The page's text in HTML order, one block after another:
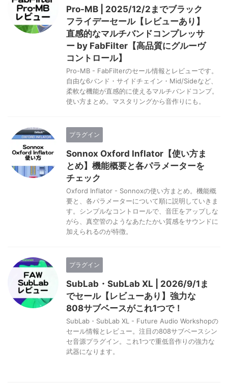
Pro-MB | 2025/12/2までブラック
フライデーセール【レビューあり】
直感的なマルチバンドコンプレッサ
ー by FabFilter【高品質にグルーヴ
コントロール】
Pro-MB - FabFilterのセール情報とレビューです。
自由な6バンド・サイドチェイン・Mid/Sideなど、
柔軟な機能が直感的に使えるマルチバンドコンプ。
使い方まとめ。マスタリングから音作りにも。
プラグイン
Sonnox Oxford Inflator【使い方ま
とめ】機能概要と各パラメーターを
チェック
Oxford Inflator - Sonnoxの使い方まとめ。機能概
要と、各パラメーターについて順に説明していきま
す。シンプルなコントロールで、音圧をアップしな
がら、真空管のようなあたたかい質感をサウンドに
加えられるのが特徴。
プラグイン
SubLab・SubLab XL | 2026/9/1ま
でセール【レビューあり】強力な
808サブベースがこれ1つで！
SubLab・SubLab XL - Future Audio Workshopの
セール情報とレビュー。注目の808サブベースシン
セ音源プラグイン。これ1つで重低音作りの強力な
武器になります。